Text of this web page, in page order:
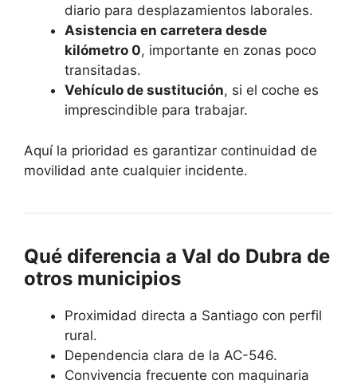
diario para desplazamientos laborales.
Asistencia en carretera desde
kilómetro 0, importante en zonas poco
transitadas.
Vehículo de sustitución, si el coche es
imprescindible para trabajar.
Aquí la prioridad es garantizar continuidad de
movilidad ante cualquier incidente.
Qué diferencia a Val do Dubra de
otros municipios
Proximidad directa a Santiago con perfil
rural.
Dependencia clara de la AC-546.
Convivencia frecuente con maquinaria